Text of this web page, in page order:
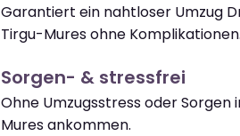
Garantiert ein nahtloser Umzug
Tirgu-Mures ohne Komplikationen.
Sorgen- & stressfrei
Ohne Umzugsstress oder Sorgen
Mures ankommen.